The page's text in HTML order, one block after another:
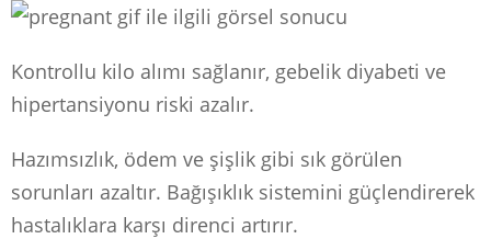
Kontrollu kilo alımı sağlanır, gebelik diyabeti ve
hipertansiyonu riski azalır.
Hazımsızlık, ödem ve şişlik gibi sık görülen
sorunları azaltır. Bağışıklık sistemini güçlendirerek
hastalıklara karşı direnci artırır.